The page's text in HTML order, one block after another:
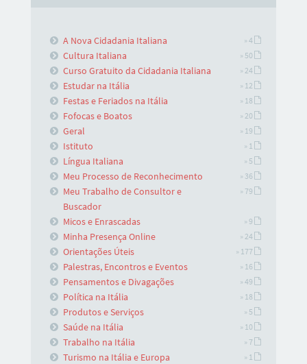
A Nova Cidadania Italiana » 4
Cultura Italiana » 50
Curso Gratuito da Cidadania Italiana » 24
Estudar na Itália » 12
Festas e Feriados na Itália » 18
Fofocas e Boatos » 20
Geral » 19
Istituto » 1
Língua Italiana » 5
Meu Processo de Reconhecimento » 36
Meu Trabalho de Consultor e
Buscador
» 79
Micos e Enrascadas » 9
Minha Presença Online » 24
Orientações Úteis » 177
Palestras, Encontros e Eventos » 16
Pensamentos e Divagações » 49
Política na Itália » 18
Produtos e Serviços » 5
Saúde na Itália » 10
Trabalho na Itália » 7
Turismo na Itália e Europa » 1